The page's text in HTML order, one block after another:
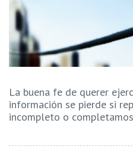
La buena fe de querer
información se pierde si
incompleto o